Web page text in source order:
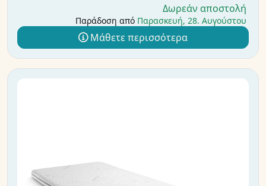
Δωρεάν αποστολή
Παράδοση από Παρασκευή, 28. Αυγούστου
Μάθετε περισσότερα